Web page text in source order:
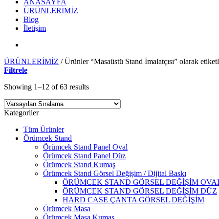
ANASAYFA
ÜRÜNLERİMİZ
Blog
İletişim
ÜRÜNLERİMİZ /Ürünler “Masaüstü Stand İmalatçısı” olarak
Filtrele
Showing 1–12 of 63 results
Kategoriler
Tüm Ürünler
Örümcek Stand
Örümcek Stand Panel Oval
Örümcek Stand Panel Düz
Örümcek Stand Kumaş
Örümcek Stand Görsel Değişim / Dijital Baskı
ÖRÜMCEK STAND GÖRSEL DEĞİŞİM
ÖRÜMCEK STAND GÖRSEL DEĞİŞİM DÜZ
HARD CASE ÇANTA GÖRSEL DEĞİŞİM
Örümcek Masa
Örümcek Masa Kumaş